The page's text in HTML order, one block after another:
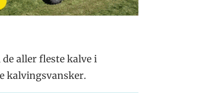
aller fleste kalve i
kalvingsvansker.